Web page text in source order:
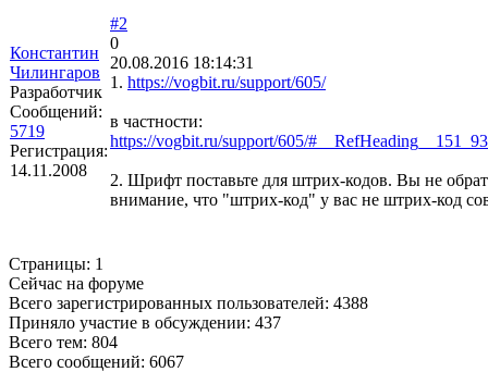
Константин
Чилингаров
Разработчик
Сообщений:
5719
Регистрация:
14.11.2008
#2
0
20.08.2016 18:14:31
1. https://vogbit.ru/support/605/
в частности:
https://vogbit.ru/support/605/
2. Шрифт поставьте для штрих-кодов. Вы не
внимание, что "штрих-код" у вас не штрих-код
Страницы: 1
Сейчас на форуме
Всего зарегистрированных пользователей: 4388
Приняло участие в обсуждении: 437
Всего тем: 804
Всего сообщений: 6067